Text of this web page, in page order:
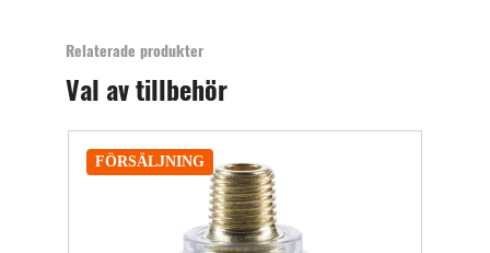
Relaterade produkter
Val av tillbehör
FÖRSÄLJNING